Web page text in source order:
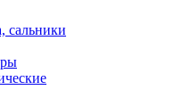
сальники